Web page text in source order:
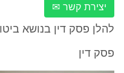
יצירת קשר ✉
להלן פסק דין בנושא
פסק דין